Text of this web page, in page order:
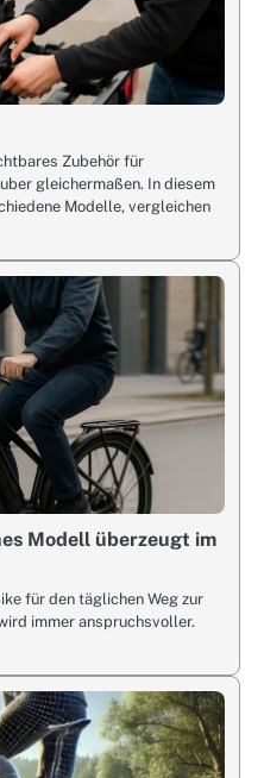
Zubehör für
gleichermaßen. In diesem
Modelle, vergleichen
Modell überzeugt im
für den täglichen Weg zur
immer anspruchsvoller.